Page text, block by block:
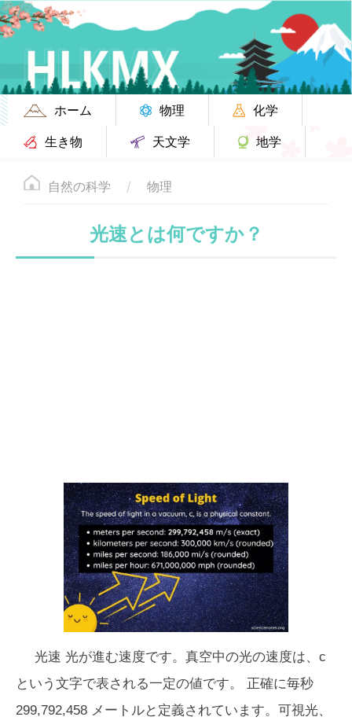
ホーム 物理
化学
生き物
天文学 地学
自然の科学 物理
光速とは何ですか？
光速 光が進む速度です。真空中の光の速度は、 c
という文字で表される一定の値です。 正確に毎秒
299,792,458 メートルと定義されています。可視光、